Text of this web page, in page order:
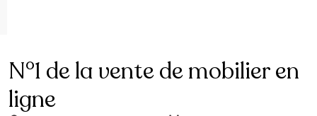
N°1 de la vente de mobilier en
ligne